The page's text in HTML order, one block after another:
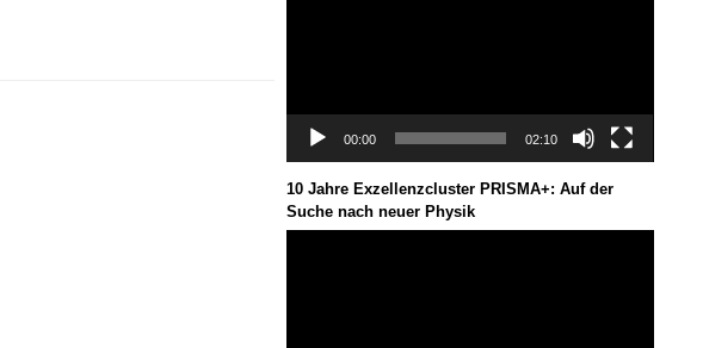
00:00 02:10
10 Jahre Exzellenzcluster PRISMA+: Auf der
Suche nach neuer Physik